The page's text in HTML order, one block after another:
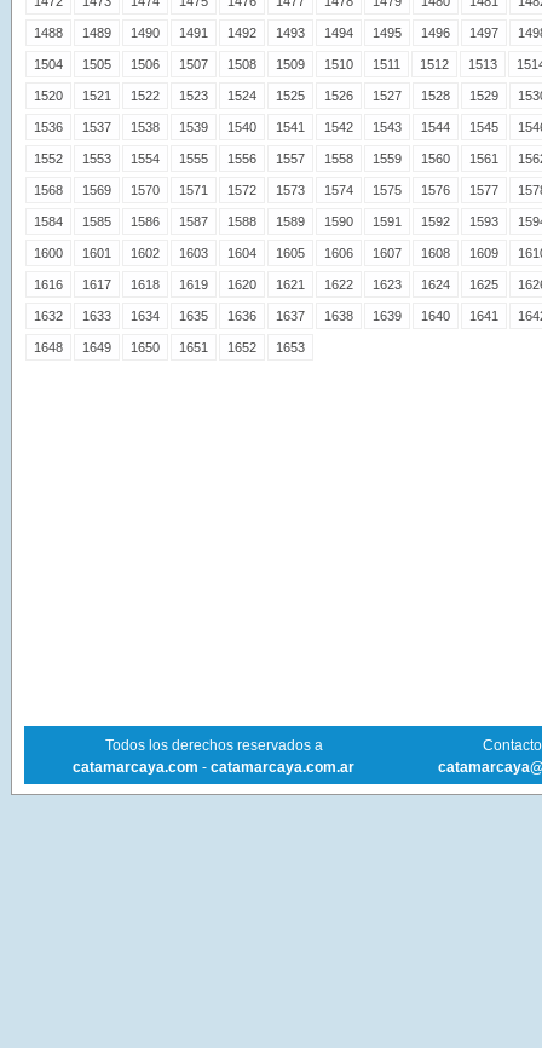
1488 1489 1490 1491 1492 1493 1494 1495 1496 1497
1504 1505 1506 1507 1508 1509 1510 1511 1512 1513
1520 1521 1522 1523 1524 1525 1526 1527 1528 1529
1536 1537 1538 1539 1540 1541 1542 1543 1544 1545
1552 1553 1554 1555 1556 1557 1558 1559 1560 1561
1568 1569 1570 1571 1572 1573 1574 1575 1576 1577
1584 1585 1586 1587 1588 1589 1590 1591 1592 1593
1600 1601 1602 1603 1604 1605 1606 1607 1608 1609
1616 1617 1618 1619 1620 1621 1622 1623 1624 1625
1632 1633 1634 1635 1636 1637 1638 1639 1640 1641
1648 1649 1650 1651 1652 1653
Todos los derechos reservados a
catamarcaya.com - catamarcaya.com.ar